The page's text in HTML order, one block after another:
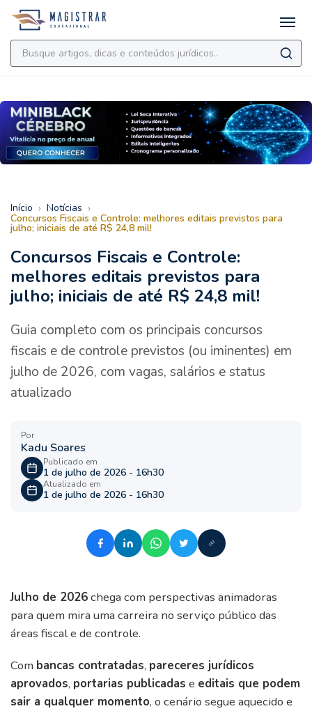
Início › Notícias ›
Concursos Fiscais e Controle: melhores editais previstos para
julho; iniciais de até R$ 24,8 mil!
Concursos Fiscais e Controle:
melhores editais previstos para
julho; iniciais de até R$ 24,8 mil!
Guia completo com os principais concursos
fiscais e de controle previstos (ou iminentes) em
julho de 2026, com vagas, salários e status
atualizado
Por
Kadu Soares
Publicado em
1 de julho de 2026 - 16h30
Atualizado em
1 de julho de 2026 - 16h30
Julho de 2026chega com perspectivas animadoras
para quem mira uma carreira no serviço público das
áreas fiscal e de controle.
Com bancas contratadas, pareceres jurídicos
aprovados, portarias publicadas e editais que podem
sair a qualquer momento, o cenário segue aquecido e